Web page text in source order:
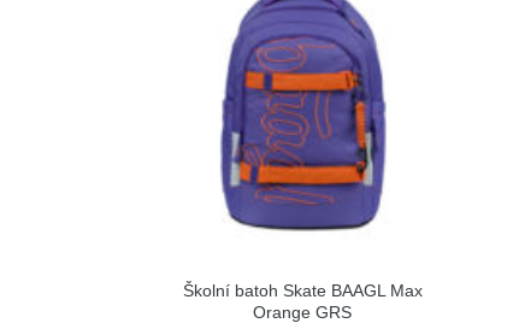
Školní batoh Skate BAAGL Max
Orange GRS